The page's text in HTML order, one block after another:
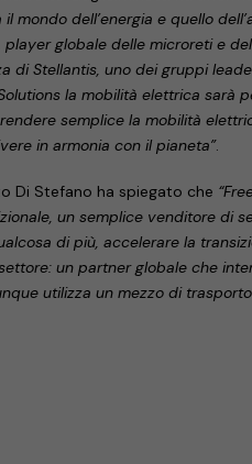
mondo dell’energia e quello
player globale delle microreti e
di Stellantis, uno dei gruppi
la mobilità elettrica sarà
semplice la mobilità
in armonia con il pianeta”.
Di Stefano ha spiegato che
un semplice venditore di
di più, accelerare la
un partner globale che
utilizza un mezzo di